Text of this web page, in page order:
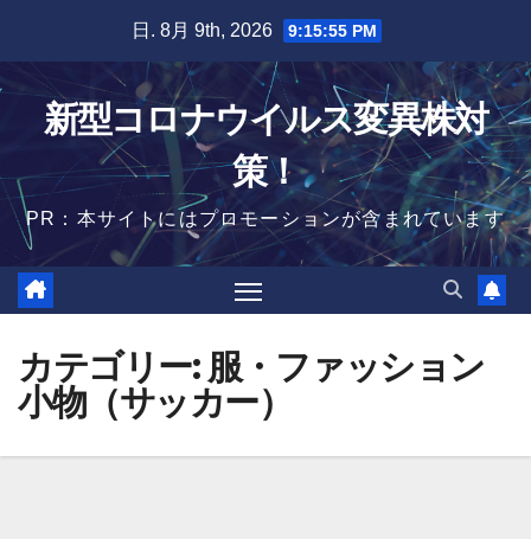
content
日. 8月 9th, 2026 9:15:56 PM
新型コロナウイルス変異株対
策！
PR：本サイトにはプロモーションが含まれています
カテゴリー: 服・ファッション
小物（サッカー）